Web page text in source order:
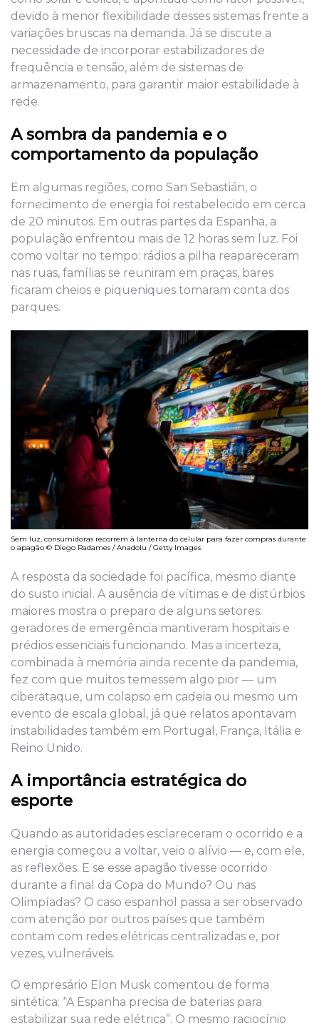
devido à menor flexibilidade desses sistemas frente a
variações bruscas na demanda. Já se discute a
necessidade de incorporar estabilizadores de
frequência e tensão, além de sistemas de
armazenamento, para garantir maior estabilidade à
rede.
A sombra da pandemia e o
comportamento da população
Em algumas regiões, como San Sebastián, o
fornecimento de energia foi restabelecido em cerca
de 20 minutos. Em outras partes da Espanha, a
população enfrentou mais de 12 horas sem luz. Foi
como voltar no tempo: rádios a pilha reapareceram
nas ruas, famílias se reuniram em praças, bares
ficaram cheios e piqueniques tomaram conta dos
parques.
Sem luz, consumidoras recorrem à lanterna do celular para fazer compras durante
o apagão © Diego Radames / Anadolu / Getty Images
A resposta da sociedade foi pacífica, mesmo diante
do susto inicial. A ausência de vítimas e de distúrbios
maiores mostra o preparo de alguns setores:
geradores de emergência mantiveram hospitais e
prédios essenciais funcionando. Mas a incerteza,
combinada à memória ainda recente da pandemia,
fez com que muitos temessem algo pior — um
ciberataque, um colapso em cadeia ou mesmo um
evento de escala global, já que relatos apontavam
instabilidades também em Portugal, França, Itália e
Reino Unido.
A importância estratégica do
esporte
Quando as autoridades esclareceram o ocorrido e a
energia começou a voltar, veio o alívio — e, com ele,
as reflexões. E se esse apagão tivesse ocorrido
durante a final da Copa do Mundo? Ou nas
Olimpíadas? O caso espanhol passa a ser observado
com atenção por outros países que também
contam com redes elétricas centralizadas e, por
vezes, vulneráveis.
O empresário Elon Musk comentou de forma
sintética: “A Espanha precisa de baterias para
estabilizar sua rede elétrica”. O mesmo raciocínio